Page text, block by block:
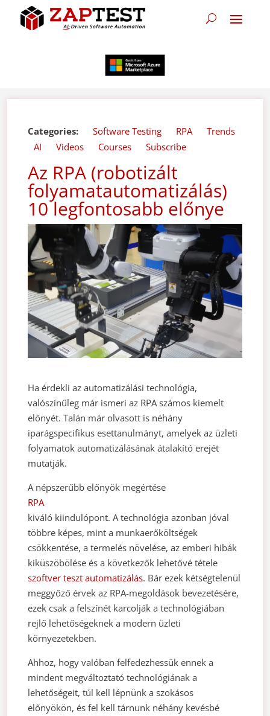
Categories: Software Testing RPA
Trends
AI
Videos Courses Subscribe
Az RPA (robotizált
folyamatautomatizálás)
10 legfontosabb előnye
Ha érdekli az automatizálási technológia,
valószínűleg már ismeri az RPA számos kiemelt
előnyét. Talán már olvasott is néhány
iparágspecifikus esettanulmányt, amelyek az üzleti
folyamatok automatizálásának átalakító erejét
mutatják.
A népszerűbb előnyök megértése
RPA
kiváló kiindulópont. A technológia azonban jóval
többre képes, mint a munkaerőköltségek
csökkentése, a termelés növelése, az emberi hibák
kiküszöbölése és a következők lehetővé tétele
szoftver teszt automatizálás. Bár ezek kétségtelenül
meggyőző érvek az RPA-megoldások bevezetésére,
ezek csak a felszínét karcolják a technológiában
rejlő lehetőségeknek a modern üzleti
környezetekben.
Ahhoz, hogy valóban felfedezhessük ennek a
mindent megváltoztató technológiának a
lehetőségeit, túl kell lépnünk a szokásos
előnyökön, és fel kell tárnunk néhány kevésbé